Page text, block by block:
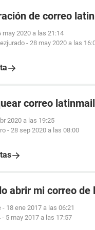
de correo
may 2020 a las 21:14
- 28 may 2020 a las
correo latinmail
2020 a las 19:25
- 28 sep 2020 a las 08:00
abrir mi correo de
- 18 ene 2017 a las 06:21
- 5 may 2017 a las 17:57